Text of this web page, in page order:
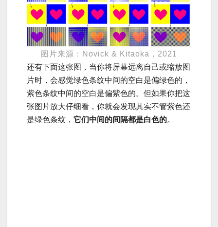
图片来源：Novick & Kitaoka，2021
还有下面这张图，当你将屏幕远离自己或缩放图
片时，会感觉绿色条纹中间的空白是偏绿色的，
紫色条纹中间的空白是偏紫色的。但如果你把这
张图片放大仔细看，你就会发现其实不管紫色还
是绿色条纹， 它们中间的间隔都是白色的。